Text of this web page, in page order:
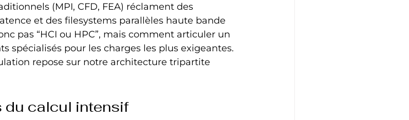
(MPI, CFD, FEA) réclament des
et des filesystems parallèles haute bande
pas “HCI ou HPC”, mais comment articuler un
spécialisés pour les charges les plus exigeantes.
repose sur notre architecture tripartite
du calcul intensif